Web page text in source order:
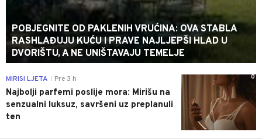
POBJEGNITE OD PAKLENIH VRUĆINA: OVA STABLA
RASHLAĐUJU KUĆU I PRAVE NAJLJEPŠI HLAD U
DVORIŠTU, A NE UNIŠTAVAJU TEMELJE
0
MIRISI LJETA Pre 3 h
Najbolji parfemi poslije mora: Mirišu na
senzualni luksuz, savršeni uz preplanuli
ten